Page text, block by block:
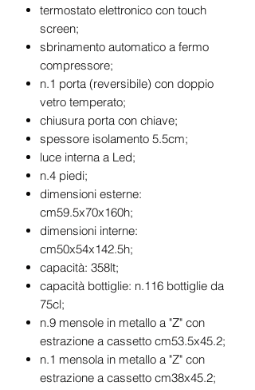
termostato elettronico con touch
screen;
sbrinamento automatico a fermo
compressore;
n.1 porta (reversibile) con doppio
vetro temperato;
chiusura porta con chiave;
spessore isolamento 5.5cm;
luce interna a Led;
n.4 piedi;
dimensioni esterne:
cm59.5x70x160h;
dimensioni interne:
cm50x54x142.5h;
capacità: 358lt;
capacità bottiglie: n.116 bottiglie da
75cl;
n.9 mensole in metallo a "Z" con
estrazione a cassetto cm53.5x45.2;
n.1 mensola in metallo a "Z" con
estrazione a cassetto cm38x45.2;